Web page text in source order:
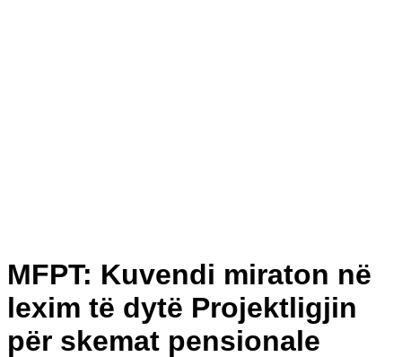
MFPT: Kuvendi miraton në
lexim të dytë Projektligjin
për skemat pensionale